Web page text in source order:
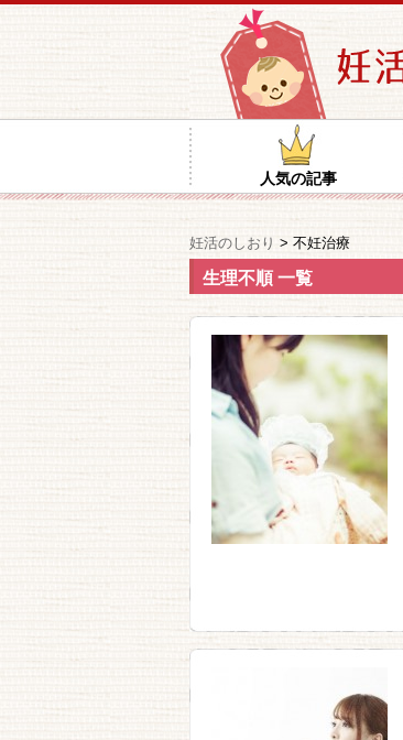
人気の記事
妊活のしおり > 不妊治療
生理不順 一覧